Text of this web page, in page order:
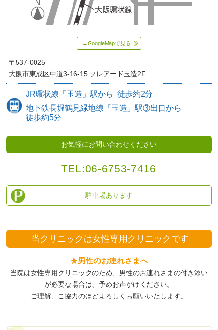
→GoogleMapで見る
〒537-0025
大阪市東成区中道3-16-15 ソレアード玉造2F
JR環状線 「玉造」駅から徒歩約2分
地下鉄長堀鶴見緑地線 「玉造」駅③出口から
徒歩約5分
お気軽にお問い合わせください
TEL:06-6753-7416
駐車場あります
当クリニックは女性専用クリニックです
★男性のお連れさまへ
当院は女性専用クリニックのため、 男性のお連れさまの付き添い
が必要な場合は、予めお声がけください。
ご理解、ご協力のほどよろしくお願いいたします。